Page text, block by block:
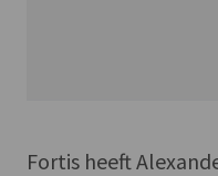
Fortis heeft